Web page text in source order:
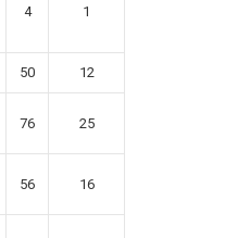
4 1
50 12
76 25
56 16